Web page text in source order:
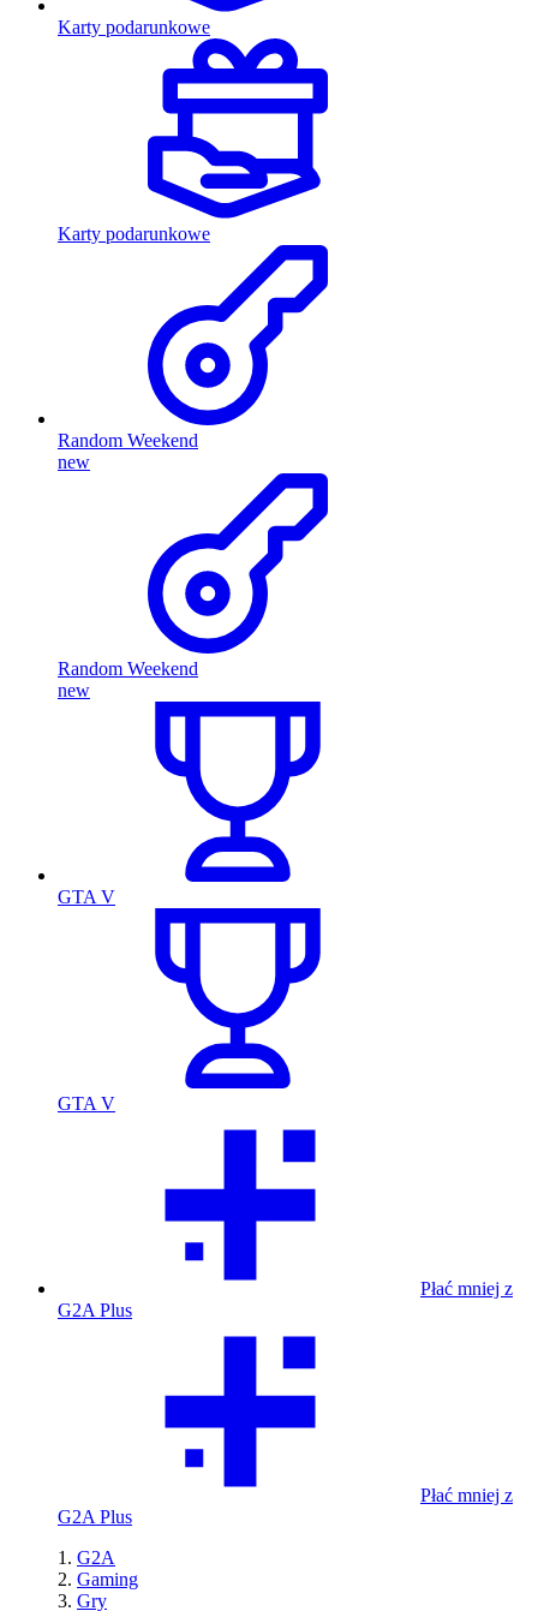
Karty podarunkowe
Karty podarunkowe
Random Weekend
new
Random Weekend
new
GTA V
GTA V
Płać mniej z
G2A Plus
Płać mniej z
G2A Plus
G2A
Gaming
Gry